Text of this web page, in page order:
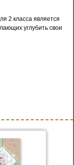
2 класса является
углубить свои